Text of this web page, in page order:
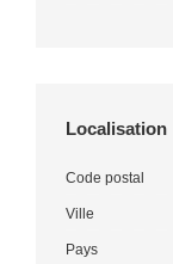
Localisation
Code postal
Ville
Pays